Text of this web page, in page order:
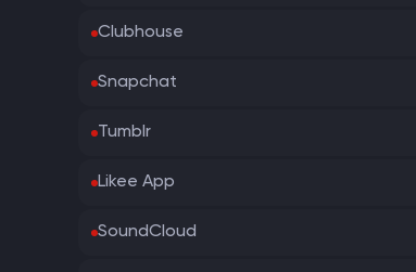
Clubhouse
Snapchat
Tumblr
Likee App
SoundCloud